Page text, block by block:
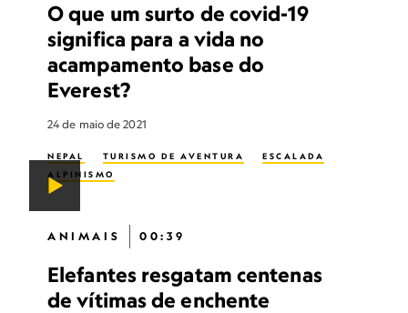
O que um surto de covid-19
significa para a vida no
acampamento base do
Everest?
24 de maio de 2021
NEPAL TURISMO DE AVENTURA
ESCALADA
ALPINISMO
ANIMAIS 00:39
Elefantes resgatam centenas
de vítimas de enchente